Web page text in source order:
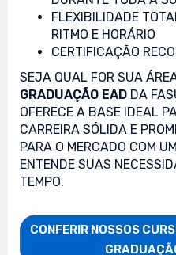
FLEXIBILIDADE
RITMO E HORÁRIO
CERTIFICAÇÃO
SEJA QUAL FOR SUA
GRADUAÇÃO EAD DA
OFERECE A BASE IDEAL
CARREIRA SÓLIDA E
PARA O MERCADO COM
ENTENDE SUAS
TEMPO.
CONFERIR NOSSOS